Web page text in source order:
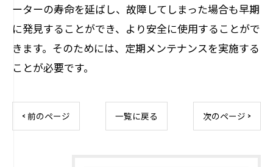
ーターの寿命を延ばし、故障してしまった場合も早期
に発見することができ、より安全に使用することがで
きます。そのためには、定期メンテナンスを実施する
ことが必要です。
< 前のページ 一覧に戻る 次のページ >